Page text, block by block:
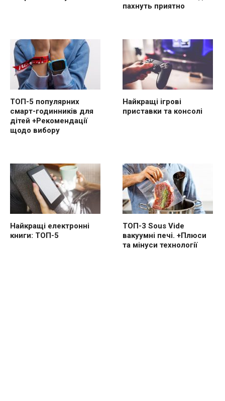
пахнуть приятно
ТОП-5 популярних
смарт-годинників для
дітей +Рекомендації
щодо вибору
Найкращі ігрові
приставки та консолі
Найкращі електронні
книги: ТОП-5
ТОП-3 Sous Vide
вакуумні печі. +Плюси
та мінуси технології